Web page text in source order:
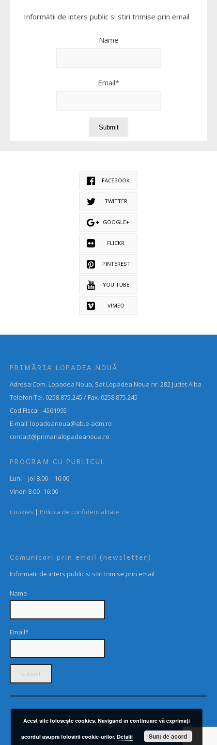
Informatii de inters public si stiri trimise prin email
Name
Email*
FACEBOOK
TWITTER
GOOGLE+
FLICKR
PINTEREST
YOU TUBE
VIMEO
PRIMĂRIA LOPADEA NOUĂ
Adresa:Com. Lopadea Noua, Sat Lopadea Noua nr. 282 Judet Alba
Telefon:Tel. 0258.875.245 / Fax. 0258.875.245
Cod Fiscal : 4561995
E-mail: lopadeanoua@ab.e-adm.ro
contact@primarialopadeanoua.ro
PROGRAM CU PUBLICUL
Luni – joi 8.00 – 16:00
Vineri 8.00- 16:00
Cookies | Politica de confidentialitate
Comunicari prin email (newsletter)
Informatii de inters public si stiri trimise prin email
Name
Email*
Copyright © PRIMARIA LOPADEA NOUĂ
Acest site foloseşte cookies. Navigând în continuare vă exprimaţi
acordul asupra folosirii cookie-urilor. Detalii Sunt de acord